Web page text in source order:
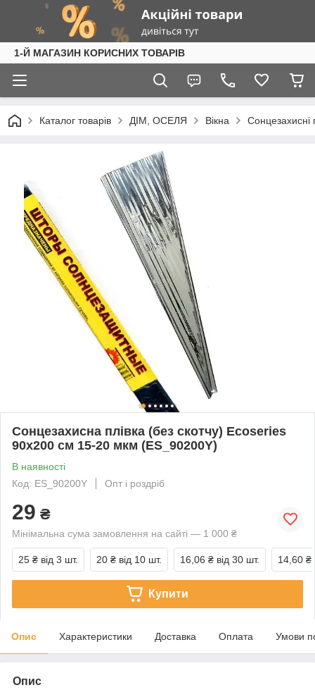
1-Й МАГАЗИН КОРИСНИХ ТОВАРІВ
Каталог товарів ДІМ, ОСЕЛЯ Вікна Сонцезахисні
Сонцезахисна плівка (без скотчу) Ecoseries
90х200 см 15-20 мкм (ES_90200Y)
В наявності
Код: ES_90200Y
Опт і роздріб
29 ₴
Мінімальна сума замовлення на сайті — 1 000 ₴
25 ₴ від 3 шт. 20 ₴ від 10 шт. 16,06 ₴ від 30 шт. 14,60 ₴
Купити
Опис Характеристики Доставка Оплата Умови
Опис